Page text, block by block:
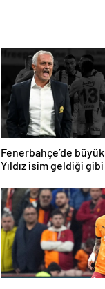
Fenerbahçe’de
Yıldız isim geldiği